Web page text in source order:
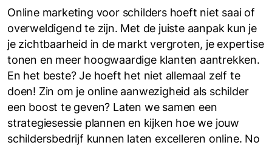
Online marketing voor schilders hoeft niet saai of
overweldigend te zijn. Met de juiste aanpak kun je
je zichtbaarheid in de markt vergroten, je expertise
tonen en meer hoogwaardige klanten aantrekken.
En het beste? Je hoeft het niet allemaal zelf te
doen! Zin om je online aanwezigheid als schilder
een boost te geven? Laten we samen een
strategiesessie plannen en kijken hoe we jouw
schildersbedrijf kunnen laten excelleren online. No